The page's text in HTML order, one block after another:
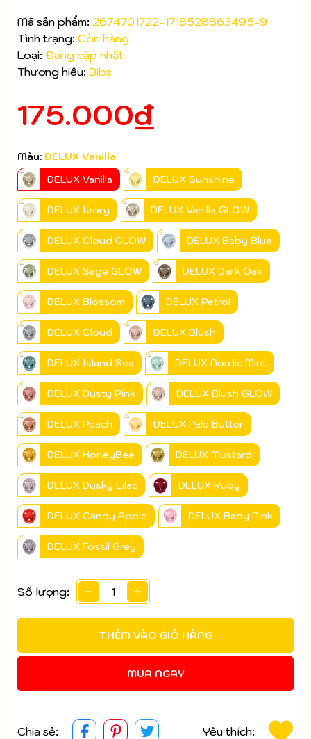
Mã sản phẩm: 2674701722-1718528863495-9
Tình trạng: Còn hàng
Loại: Đang cập nhật
Thương hiệu: Bibs
175.000₫
Màu: DELUX Vanilla
DELUX Vanilla
DELUX Sunshine
DELUX Ivory DELUX Vanilla GLOW
DELUX Cloud GLOW DELUX Baby Blue
DELUX Sage GLOW DELUX Dark Oak
DELUX Blossom DELUX Petrol
DELUX Cloud DELUX Blush
DELUX Island Sea DELUX Nordic Mint
DELUX Dusty Pink DELUX Blush GLOW
DELUX Peach DELUX Pale Butter
DELUX HoneyBee DELUX Mustard
DELUX Dusky Lilac DELUX Ruby
DELUX Candy Apple DELUX Baby Pink
DELUX Fossil Grey
Số lượng:
THÊM VÀO GIỎ HÀNG
MUA NGAY
Mã giảm giá:
Ngày hết hạn:
Điều kiện:
Chia sẻ: Yêu thích: